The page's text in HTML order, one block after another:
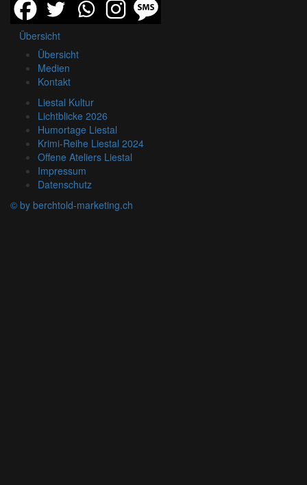
Übersicht
Übersicht
Medien
Kontakt
Liestal Kultur
Lichtblicke 2026
Humortage Liestal
Krimi-Reihe Liestal 2024
Offene Ateliers Liestal
Impressum
Datenschutz
© by berchtold-marketing.ch